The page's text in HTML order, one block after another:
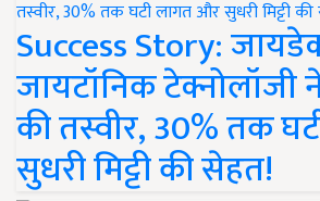
Success Story:
जायटॉनिक टेक्नोलॉजी
की तस्वीर, 30% तक
सुधरी मिट्टी की सेहत!